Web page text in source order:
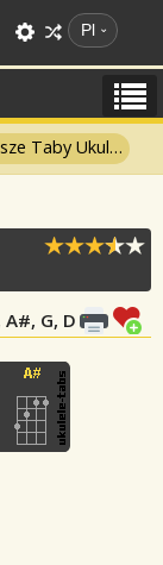
Pl
Taby Ukulele
A#, G, D